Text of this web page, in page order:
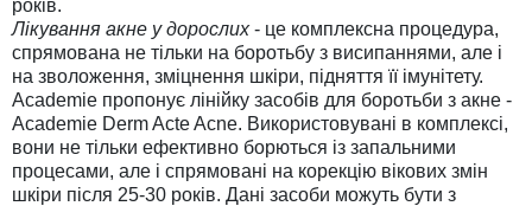
років.
Лікування акне у дорослих- це комплексна процедура,
спрямована не тільки на боротьбу з висипаннями, але і
на зволоження, зміцнення шкіри, підняття її імунітету.
Academie пропонує лінійку засобів для боротьби з акне -
Academie Derm Acte Acne. Використовувані в комплексі,
вони не тільки ефективно борються із запальними
процесами, але і спрямовані на корекцію вікових змін
шкіри після 25-30 років. Дані засоби можуть бути з